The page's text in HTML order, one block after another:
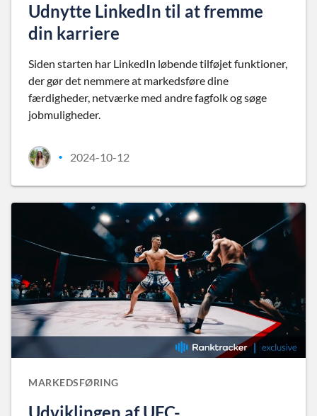
Udnytte LinkedIn til at fremme
din karriere
Siden starten har LinkedIn løbende tilføjet funktioner,
der gør det nemmere at markedsføre dine
færdigheder, netværke med andre fagfolk og søge
jobmuligheder.
• 2024-10-12
MARKEDSFØRING
Udviklingen af UFC-